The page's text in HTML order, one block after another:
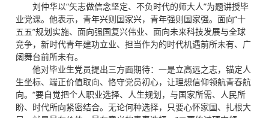
刘仲华以“矢志做信念坚定、不负时代的师大人”为题讲授毕
业党课。他表示，青年兴则国家兴，青年强则国家强。面向“十
五五”规划实施、面向强国复兴伟业、面向未来科技发展与全球
竞争，新时代青年建功立业、担当作为的时代机遇前所未有、广
阔舞台前所未有。
他对毕业生党员提出三方面期待：一是立高远之志，锚定人
生坐标、端正价值取向、恪守党员初心，让理想信仰领航青春航
向。“要自觉把个人职业选择、人生规划，与国家所需、人民所
盼、时代所向紧密结合。无论何种选择，只要心怀家国、扎根大